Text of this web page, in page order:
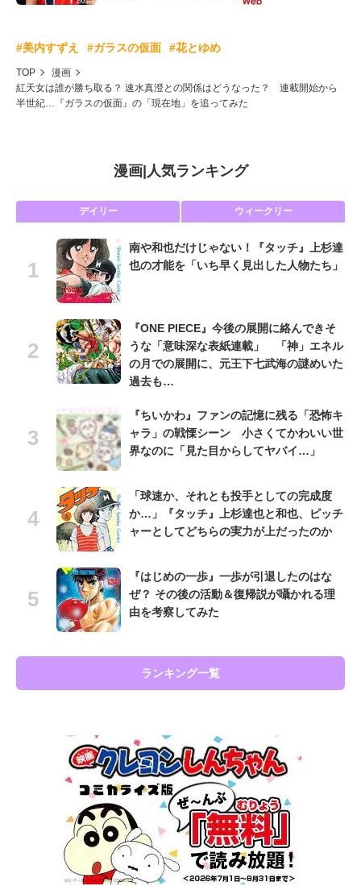
#美内すずえ #ガラスの仮面 #花とゆめ
TOP
漫画
紅天女は誰が勝ち取る？ 速水真澄との関係はどうなった？ 連載開始から
半世紀…『ガラスの仮面』の「現在地」を追ってみた
漫画| 人気ランキング
デイリー ウィークリー
南や和也だけじゃない！『タッチ』上杉達
也の才能を「いち早く見出した人物たち」
『ONE PIECE』今後の展開に絡んできそ
うな「意味深な表紙連載」 「神」エネル
の月での展開に、元王下七武海の謎めいた
過去も…
『ちいかわ』ファンの記憶に残る「恐怖キ
ャラ」の戦慄シーン 小さくてかわいい世
界なのに「見た目からしてヤバイ…」
「球速か、それとも投手としての完成度
か…」『タッチ』上杉達也と和也、ピッチ
ャーとしてどちらの実力が上だったのか
『はじめの一歩』一歩が引退したのはな
ぜ？ その後の活動＆復帰説が囁かれる理
由を考察してみた
ランキング一覧